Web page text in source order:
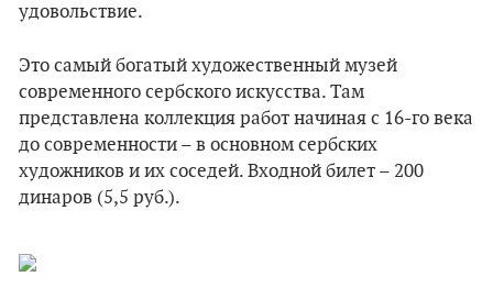
удовольствие.
Это самый богатый художественный музей
современного сербского искусства. Там
представлена коллекция работ начиная с 16-го века
до современности – в основном сербских
художников и их соседей. Входной билет – 200
динаров (5,5 руб.).